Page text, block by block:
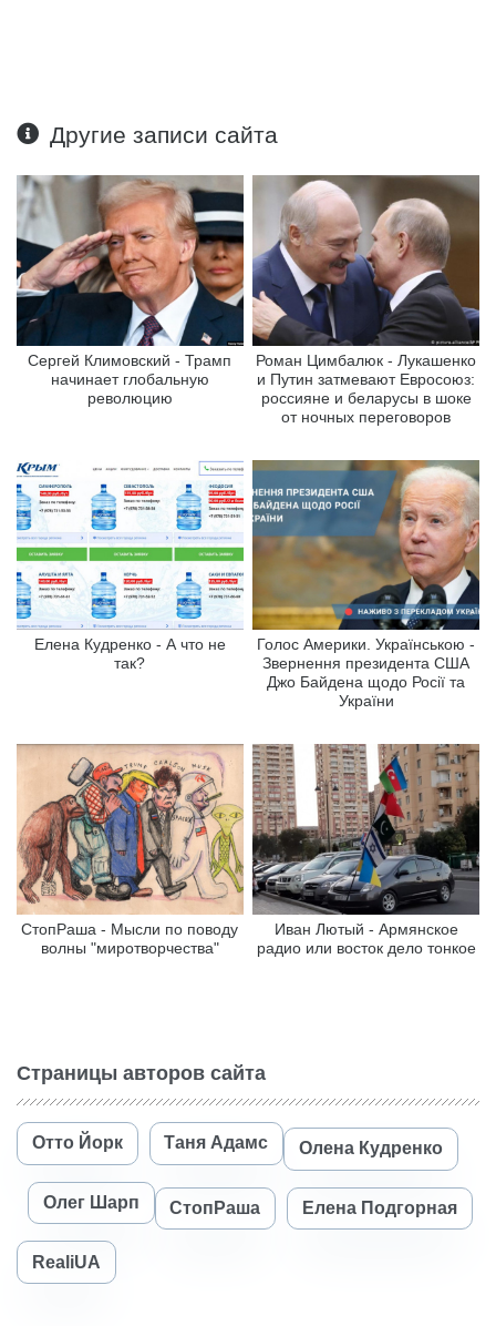
Другие записи сайта
Сергей Климовский - Трамп
начинает глобальную
революцию
Роман Цимбалюк - Лукашенко
и Путин затмевают Евросоюз:
россияне и беларусы в шоке
от ночных переговоров
Елена Кудренко - А что не
так?
Голос Америки. Українською -
Звернення президента США
Джо Байдена щодо Росії та
України
СтопРаша - Мысли по поводу
волны "миротворчества"
Иван Лютый - Армянское
радио или восток дело тонкое
Страницы авторов сайта
Отто Йорк Таня Адамс Олена Кудренко
Олег Шарп СтопРаша Елена Подгорная
RealiUA